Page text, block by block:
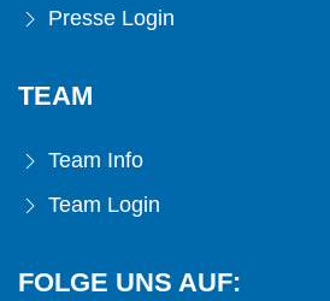
Presse Login
TEAM
Team Info
Team Login
FOLGE UNS AUF: